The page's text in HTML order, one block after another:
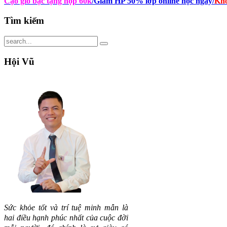
Tìm kiếm
Hội Vũ
Sức khỏe tốt và trí tuệ minh mẫn là
hai điều hạnh phúc nhất của cuộc đời